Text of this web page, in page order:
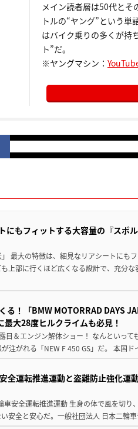
メイン読者層は50代とそ
トルの“ヤング”という
はバイク乗りの多くが持
ト”だ。
※ヤングマシン：
にもフィットする大容量の『スポ
最大の特徴は、細見なリアシートにも
上部に行くほど広くなる設計で、充分
る！「BMW MOTORRAD DAYS
大28度ヒルクライムも必見！
目＆エンジン解体ショー！ なんといって
注がれる「NEW F 450 GS」だ。 本国
全運転推進運動と盗難防止強化運
安全運転推進運動 生身の体で風を切り
安全と安心だ。一般社団法人 日本二輪